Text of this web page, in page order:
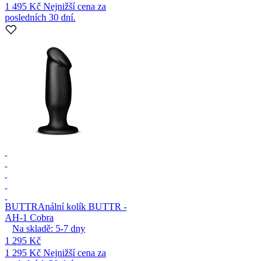
1 495 Kč Nejnižší cena za
posledních 30 dní.
BUTTRAnální kolík BUTTR -
AH-1 Cobra
Na skladě: 5-7 dny
1 295 Kč
1 295 Kč Nejnižší cena za